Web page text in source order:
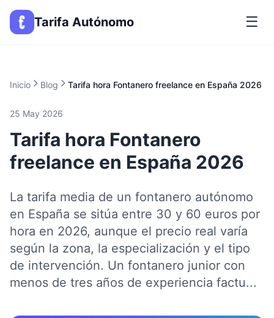
Tarifa Autónomo ☰
Inicio Blog Tarifa hora Fontanero freelance en España 2026
25 May 2026
Tarifa hora Fontanero
freelance en España 2026
La tarifa media de un fontanero autónomo
en España se sitúa entre 30 y 60 euros por
hora en 2026, aunque el precio real varía
según la zona, la especialización y el tipo
de intervención. Un fontanero junior con
menos de tres años de experiencia factu...